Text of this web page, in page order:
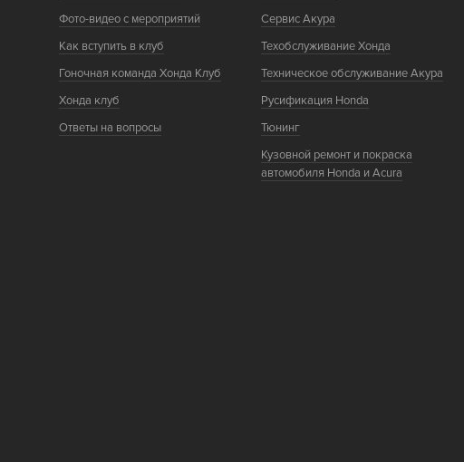
Фото-видео с мероприятий
Как вступить в клуб
Гоночная команда Хонда Клуб
Хонда клуб
Ответы на вопросы
Сервис Акура
Техобслуживание Хонда
Техническое обслуживание Акура
Русификация Honda
Тюнинг
Кузовной ремонт и покраска
автомобиля Honda и Acura